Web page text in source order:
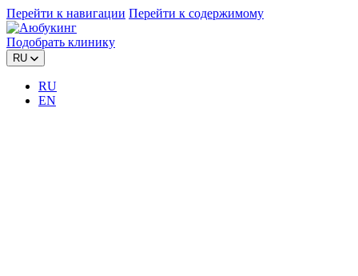
Перейти к навигации Перейти к содержимому
Подобрать клинику
RU
RU
EN